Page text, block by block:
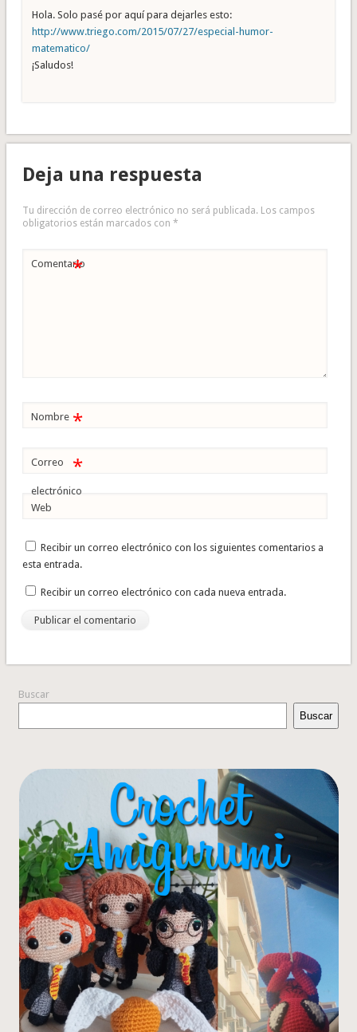
Hola. Solo pasé por aquí para dejarles esto:
http://www.triego.com/2015/07/27/especial-humor-
matematico/
¡Saludos!
Deja una respuesta
Tu dirección de correo electrónico no será publicada. Los campos
obligatorios están marcados con *
Comentario
*
Nombre *
Correo
electrónico
*
Web
Recibir un correo electrónico con los siguientes comentarios a
esta entrada.
Recibir un correo electrónico con cada nueva entrada.
Buscar
Buscar